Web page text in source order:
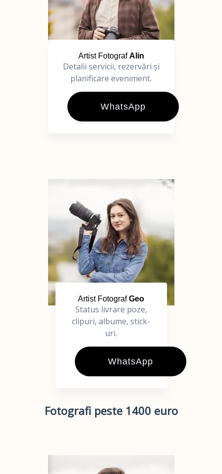
Artist FotografAlin
Detalii servicii, rezervări și
planificare eveniment.
WhatsApp
Artist FotografGeo
Status livrare poze,
clipuri, albume, stick-
uri.
WhatsApp
Fotografi peste 1400 euro